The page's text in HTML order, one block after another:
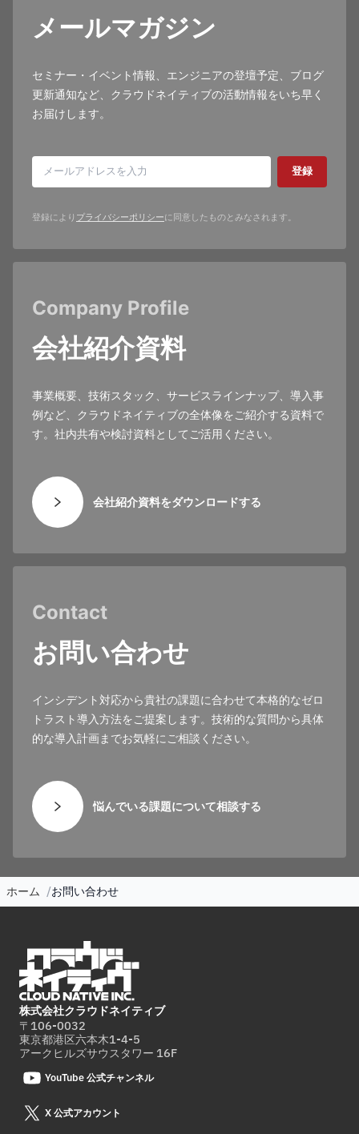
メールマガジン
セミナー・イベント情報、エンジニアの登壇予定、ブログ
更新通知など、クラウドネイティブの活動情報をいち早く
お届けします。
登録
登録により プライバシーポリシーに同意したものとみなされます。
Company Profile
会社紹介資料
事業概要、技術スタック、サービスラインナップ、導入事
例など、クラウドネイティブの全体像をご紹介する資料で
す。社内共有や検討資料としてご活用ください。
会社紹介資料をダウンロードする
Contact
お問い合わせ
インシデント対応から貴社の課題に合わせて本格的なゼロ
トラスト導入方法をご提案します。技術的な質問から具体
的な導入計画までお気軽にご相談ください。
悩んでいる課題について相談する
ホーム お問い合わせ
株式会社クラウドネイティブ
〒106-0032
東京都港区六本木1-4-5
アークヒルズサウスタワー 16F
YouTube 公式チャンネル
X 公式アカウント